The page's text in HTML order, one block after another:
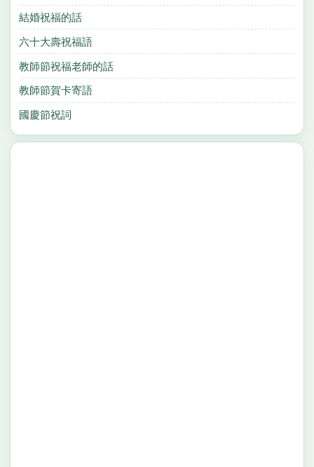
結婚祝福的話
六十大壽祝福語
教師節祝福老師的話
教師節賀卡寄語
國慶節祝詞